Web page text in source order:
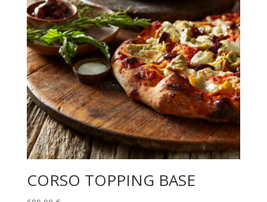
CORSO TOPPING BASE